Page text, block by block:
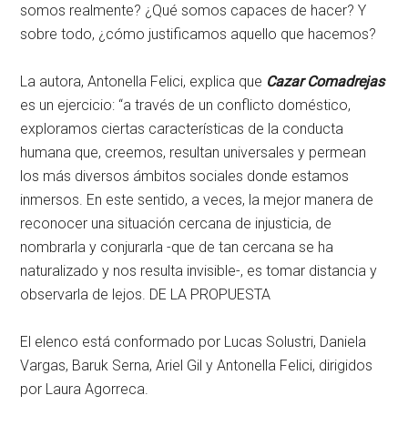
somos realmente? ¿Qué somos capaces de hacer? Y
sobre todo, ¿cómo justificamos aquello que hacemos?
La autora, Antonella Felici, explica que Cazar Comadrejas
es un ejercicio: “a través de un conflicto doméstico,
exploramos ciertas características de la conducta
humana que, creemos, resultan universales y permean
los más diversos ámbitos sociales donde estamos
inmersos. En este sentido, a veces, la mejor manera de
reconocer una situación cercana de injusticia, de
nombrarla y conjurarla -que de tan cercana se ha
naturalizado y nos resulta invisible-, es tomar distancia y
observarla de lejos. DE LA PROPUESTA
El elenco está conformado por Lucas Solustri, Daniela
Vargas, Baruk Serna, Ariel Gil y Antonella Felici, dirigidos
por Laura Agorreca.